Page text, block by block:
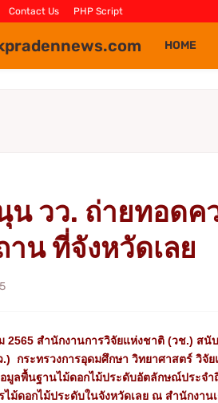
Contact Us PHP Script
HOME
น วว. ถ่ายทอดค
น ที่จังหวัดเลย
2565 สำนักงานการวิจัยแห่งชาติ (วช.) ส
.) กระทรวงการอุดมศึกษา วิทยาศาสตร์ วิ
ลพื้นฐานไม้ดอกไม้ประดับอัตลักษณ์ประจำ
ไม้ดอกไม้ประดับในจังหวัดเลย ณ สำนักงา